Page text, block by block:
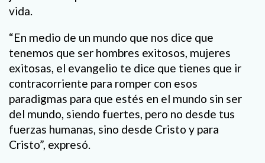
vida.
“En medio de un mundo que nos dice que
tenemos que ser hombres exitosos, mujeres
exitosas, el evangelio te dice que tienes que ir
contracorriente para romper con esos
paradigmas para que estés en el mundo sin ser
del mundo, siendo fuertes, pero no desde tus
fuerzas humanas, sino desde Cristo y para
Cristo”, expresó.